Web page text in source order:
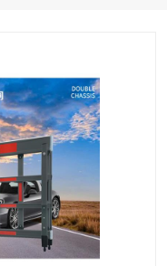
闸系列
门